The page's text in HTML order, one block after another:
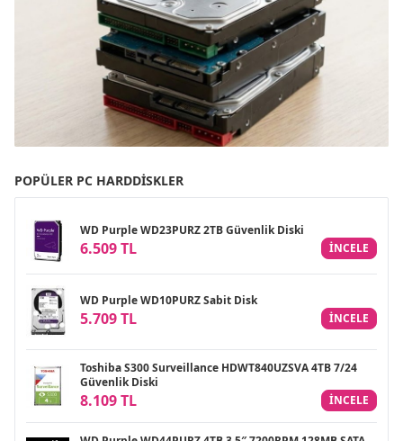
POPÜLER PC HARDDISKLER
WD Purple WD23PURZ 2TB Güvenlik Diski
6.509 TL INCELE
WD Purple WD10PURZ Sabit Disk
5.709 TL INCELE
Toshiba S300 Surveillance HDWT840UZSVA 4TB 7/24
Güvenlik Diski
8.109 TL INCELE